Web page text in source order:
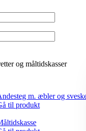
og måltidskasser
m. æbler og
til produkt